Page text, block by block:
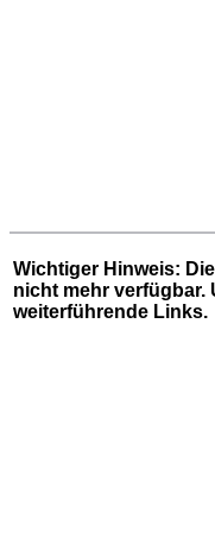
Wichtiger Hinweis:
nicht mehr verfügbar.
weiterführende Links.